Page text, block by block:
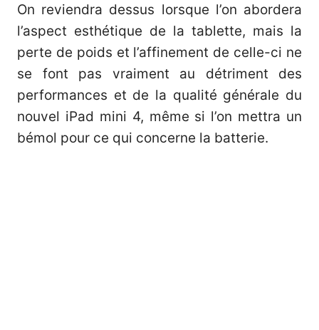
On reviendra dessus lorsque l’on abordera
l’aspect esthétique de la tablette, mais la
perte de poids et l’affinement de celle-ci ne
se font pas vraiment au détriment des
performances et de la qualité générale du
nouvel iPad mini 4, même si l’on mettra un
bémol pour ce qui concerne la batterie.